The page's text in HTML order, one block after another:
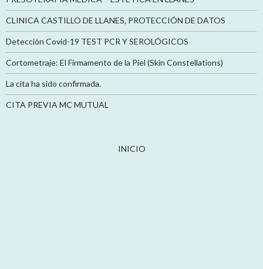
CLINICA CASTILLO DE LLANES, PROTECCIÓN DE DATOS
Detección Covid-19 TEST PCR Y SEROLÓGICOS
Cortometraje: El Firmamento de la Piel (Skin Constellations)
La cita ha sido confirmada.
CITA PREVIA MC MUTUAL
INICIO